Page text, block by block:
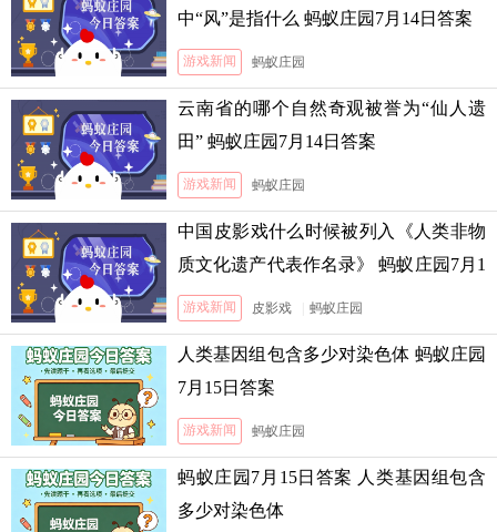
中“风”是指什么 蚂蚁庄园7月14日答案
游戏新闻 蚂蚁庄园
云南省的哪个自然奇观被誉为“仙人遗
田” 蚂蚁庄园7月14日答案
游戏新闻 蚂蚁庄园
中国皮影戏什么时候被列入《人类非物
质文化遗产代表作名录》 蚂蚁庄园7月1
3日答案
游戏新闻 皮影戏 蚂蚁庄园
人类基因组包含多少对染色体 蚂蚁庄园
7月15日答案
游戏新闻 蚂蚁庄园
蚂蚁庄园7月15日答案 人类基因组包含
多少对染色体